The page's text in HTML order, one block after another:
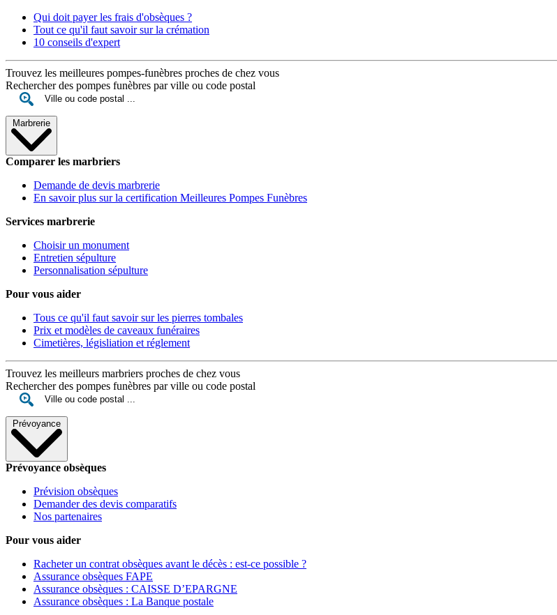
Qui doit payer les frais d'obsèques ?
Tout ce qu'il faut savoir sur la crémation
10 conseils d'expert
Trouvez les meilleures pompes-funèbres proches de chez vous
Rechercher des pompes funèbres par ville ou code postal
Marbrerie
Comparer les marbriers
Demande de devis marbrerie
En savoir plus sur la certification Meilleures Pompes Funèbres
Services marbrerie
Choisir un monument
Entretien sépulture
Personnalisation sépulture
Pour vous aider
Tous ce qu'il faut savoir sur les pierres tombales
Prix et modèles de caveaux funéraires
Cimetières, législiation et réglement
Trouvez les meilleurs marbriers proches de chez vous
Rechercher des pompes funèbres par ville ou code postal
Prévoyance
Prévoyance obsèques
Prévision obsèques
Demander des devis comparatifs
Nos partenaires
Pour vous aider
Racheter un contrat obsèques avant le décès : est-ce possible ?
Assurance obsèques FAPE
Assurance obsèques : CAISSE D’EPARGNE
Assurance obsèques : La Banque postale